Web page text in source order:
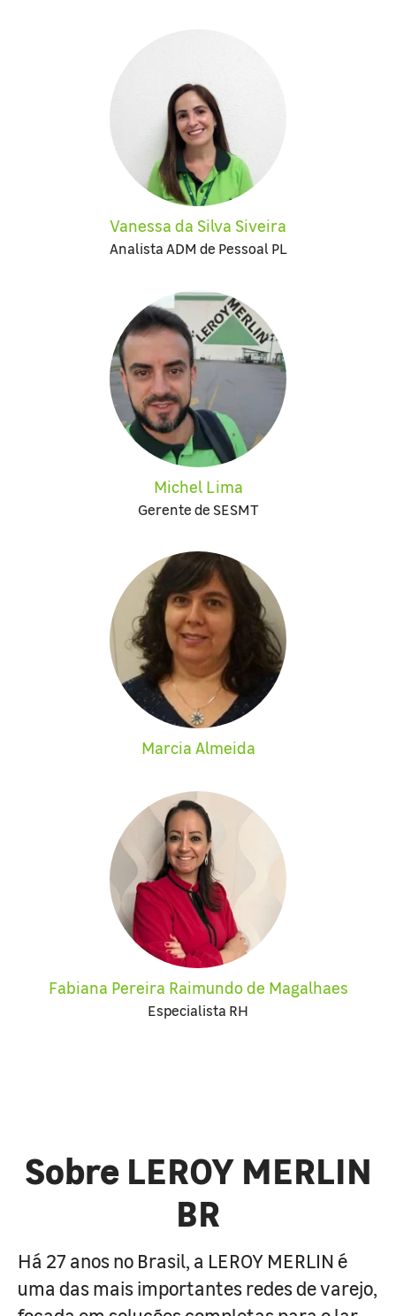
Vanessa da Silva Siveira
Analista ADM de Pessoal PL
Michel Lima
Gerente de SESMT
Marcia Almeida
Fabiana Pereira Raimundo de Magalhaes
Especialista RH
Sobre LEROY MERLIN
BR
Há 27 anos no Brasil, a LEROY MERLIN é
uma das mais importantes redes de varejo,